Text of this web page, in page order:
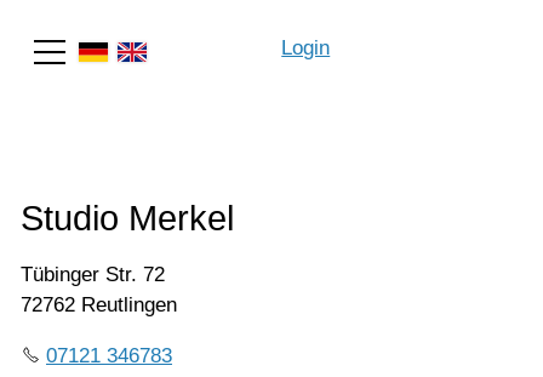
Login
Studio Merkel
Tübinger Str. 72
72762 Reutlingen
07121 346783